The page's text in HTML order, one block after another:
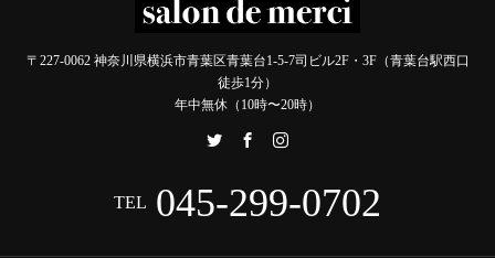
〒227-0062 神奈川県横浜市青葉区青葉台1-5-7司ビル2F・3F（青葉台駅西口
徒歩1分）
年中無休（10時〜20時）
TEL 045-299-0702